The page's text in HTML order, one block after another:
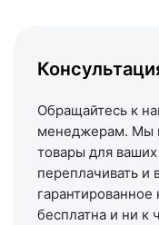
Схема проезда
Обращайтесь к
менеджерам. Мы
товары для
переплачивать и
гарантированное
бесплатна и ни к